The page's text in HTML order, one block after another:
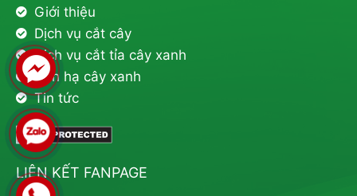
Giới thiệu
Dịch vụ cắt cây
Dịch vụ cắt tỉa cây xanh
Đốn hạ cây xanh
Tin tức
LIÊN KẾT FANPAGE